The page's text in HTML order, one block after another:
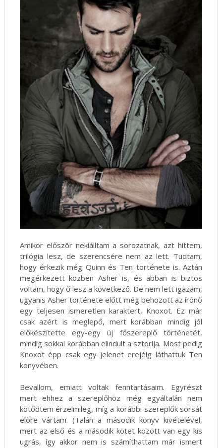
Amikor először nekiálltam a sorozatnak, azt hittem,
trilógia lesz, de szerencsére nem az lett. Tudtam,
hogy érkezik még Quinn és Ten története is. Aztán
megérkezett közben Asher is, és abban is biztos
voltam, hogy ő lesz a következő. De nem lett igazam,
ugyanis Asher története előtt még behozott az írónő
egy teljesen ismeretlen karaktert, Knoxot. Ez már
csak azért is meglepő, mert korábban mindig jól
előkészítette egy-egy új főszereplő történetét,
mindig sokkal korábban elindult a sztorija. Most pedig
Knoxot épp csak egy jelenet erejéig láthattuk Ten
könyvében.
Bevallom, emiatt voltak fenntartásaim. Egyrészt
mert ehhez a szereplőhöz még egyáltalán nem
kötődtem érzelmileg, míg a korábbi szereplők sorsát
előre vártam. (Talán a második könyv kivételével,
mert az első és a második kötet között van egy kis
ugrás, így akkor nem is számíthattam már ismert